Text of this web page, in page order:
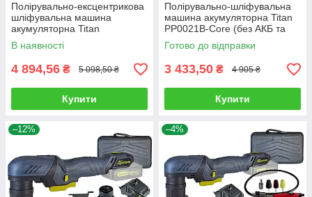
Полірувально-ексцентрикова
шліфувальна машина
акумуляторна Titan
TDA1521B (без АКБ,
ексцентрик 15 мм)
В наявності
4 894,56 ₴ 5 098,50 ₴
Купити
Полірувально-шліфувальна
машина акумуляторна Titan
PP0021B-Core (без АКБ та
зарядного)
Готово до відправки
3 433,50 ₴ 4 905 ₴
Купити
–12% –4%